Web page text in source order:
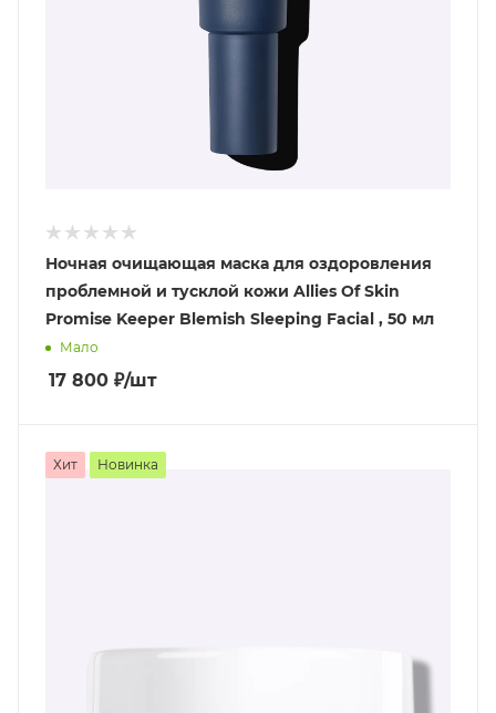
Ночная очищающая маска для оздоровления
проблемной и тусклой кожи Allies Of Skin
Promise Keeper Blemish Sleeping Facial , 50 мл
Мало
17 800 ₽/шт
Хит Новинка